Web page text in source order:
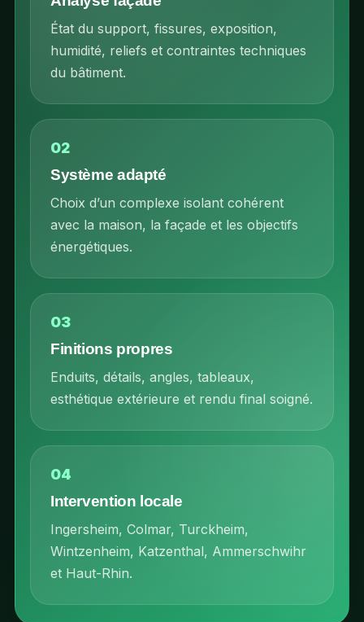
État du support, fissures, exposition,
humidité, reliefs et contraintes techniques
du bâtiment.
02
Système adapté
Choix d’un complexe isolant cohérent
avec la maison, la façade et les objectifs
énergétiques.
03
Finitions propres
Enduits, détails, angles, tableaux,
esthétique extérieure et rendu final soigné.
04
Intervention locale
Ingersheim, Colmar, Turckheim,
Wintzenheim, Katzenthal, Ammerschwihr
et Haut-Rhin.